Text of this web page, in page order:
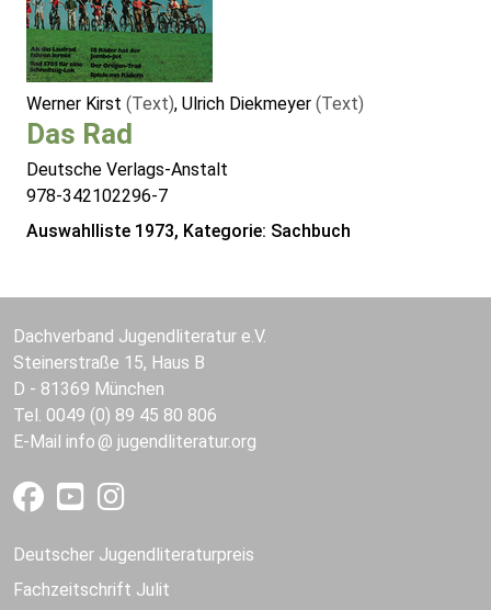
Werner Kirst (Text), Ulrich Diekmeyer (Text)
Das Rad
Deutsche Verlags-Anstalt
978-342102296-7
Auswahlliste 1973, Kategorie: Sachbuch
Dachverband Jugendliteratur e.V.
Steinerstraße 15, Haus B
D - 81369 München
Tel. 0049 (0) 89 45 80 806
E-Mail info jugendliteratur.org
Deutscher Jugendliteraturpreis
Fachzeitschrift Julit